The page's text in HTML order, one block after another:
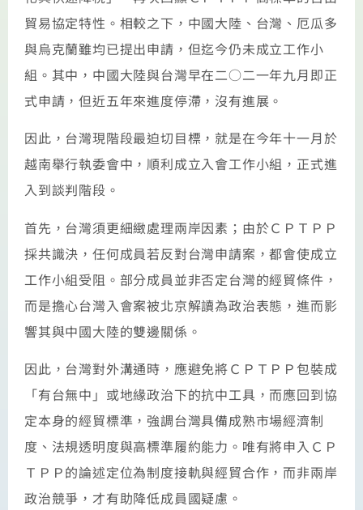
貿易協定特性。相較之下，中國大陸、台灣、厄瓜多
與烏克蘭雖均已提出申請，但迄今仍未成立工作小
組。其中，中國大陸與台灣早在二○二一年九月即正
式申請，但近五年來進度停滯，沒有進展。
因此，台灣現階段最迫切目標，就是在今年十一月於
越南舉行執委會中，順利成立入會工作小組，正式進
入到談判階段。
首先，台灣須更細緻處理兩岸因素；由於ＣＰＴＰＰ
採共識決，任何成員若反對台灣申請案，都會使成立
工作小組受阻。部分成員並非否定台灣的經貿條件，
而是擔心台灣入會案被北京解讀為政治表態，進而影
響其與中國大陸的雙邊關係。
因此，台灣對外溝通時，應避免將ＣＰＴＰＰ包裝成
「有台無中」或地緣政治下的抗中工具，而應回到協
定本身的經貿標準，強調台灣具備成熟市場經濟制
度、法規透明度與高標準履約能力。唯有將申入ＣＰ
ＴＰＰ的論述定位為制度接軌與經貿合作，而非兩岸
政治競爭，才有助降低成員國疑慮。